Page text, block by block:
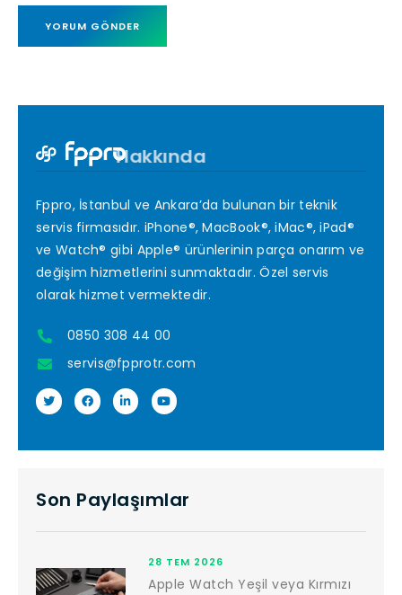
Hakkında
Fppro, İstanbul ve Ankara’da bulunan bir teknik
servis firmasıdır. iPhone®, MacBook®, iMac®, iPad®
ve Watch® gibi Apple® ürünlerinin parça onarım ve
değişim hizmetlerini sunmaktadır. Özel servis
olarak hizmet vermektedir.
0850 308 44 00
servis@fpprotr.com
Son Paylaşımlar
28 TEM 2026
Apple Watch Yeşil veya Kırmızı